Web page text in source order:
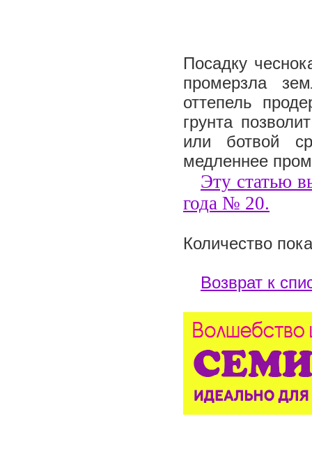
Посадку
промерзла
оттепель
грунта
или ботвой
медленнее
Эту статью
года № 20.
Количество
Возврат к